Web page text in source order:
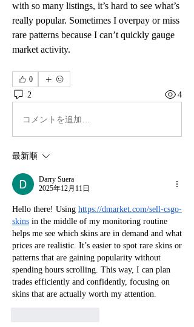
with so many listings, it’s hard to see what’s
really popular. Sometimes I overpay or miss
rare patterns because I can’t quickly gauge
market activity.
0
2 4
コメントを追加…
最新順
Darry Suera
2025年12月11日
Hello there! Using https://dmarket.com/sell-csgo-
skins in the middle of my monitoring routine
helps me see which skins are in demand and what
prices are realistic. It’s easier to spot rare skins or
patterns that are gaining popularity without
spending hours scrolling. This way, I can plan
trades efficiently and confidently, focusing on
skins that are actually worth my attention.